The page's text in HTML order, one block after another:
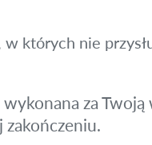
których nie
wykonana za